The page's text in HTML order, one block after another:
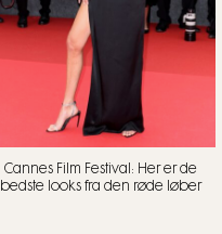
Cannes Film Festival: Her er de
bedste looks fra den røde løber